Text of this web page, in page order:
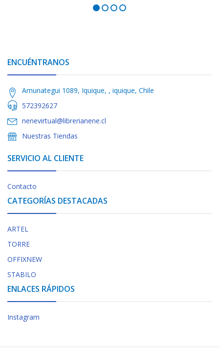
ENCUÉNTRANOS
Amunategui 1089, Iquique, , iquique, Chile
572392627
nenevirtual@librerianene.cl
Nuestras Tiendas
SERVICIO AL CLIENTE
Contacto
CATEGORÍAS DESTACADAS
ARTEL
TORRE
OFFIXNEW
STABILO
ENLACES RÁPIDOS
Instagram